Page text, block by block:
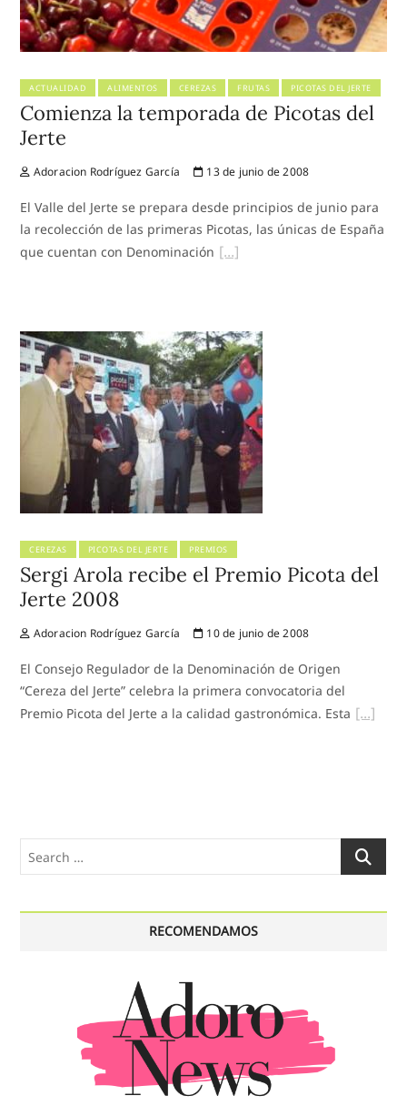
ACTUALIDAD ALIMENTOS CEREZAS FRUTAS PICOTAS DEL JERTE
Comienza la temporada de Picotas del
Jerte
Adoracion Rodríguez García 13 de junio de 2008
El Valle del Jerte se prepara desde principios de junio para
la recolección de las primeras Picotas, las únicas de España
que cuentan con Denominación
CEREZAS PICOTAS DEL JERTE PREMIOS
Sergi Arola recibe el Premio Picota del
Jerte 2008
Adoracion Rodríguez García 10 de junio de 2008
El Consejo Regulador de la Denominación de Origen
“Cereza del Jerte” celebra la primera convocatoria del
Premio Picota del Jerte a la calidad gastronómica. Esta
Search
…
RECOMENDAMOS